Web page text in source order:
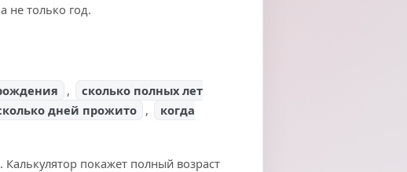
не только год.
,
сколько полных лет
дней прожито ,
когда
. Калькулятор покажет полный возраст